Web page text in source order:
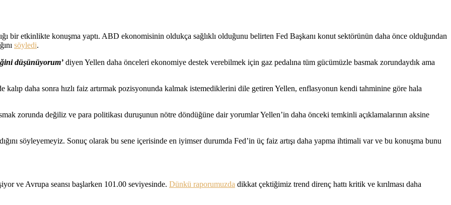
bir etkinlikte konuşma yaptı. ABD ekonomisinin oldukça sağlıklı olduğunu belirten Fed Başkanı konut sektörünün daha önce olduğundan
söyledi.
düşünüyorum’ diyen Yellen daha önceleri ekonomiye destek verebilmek için gaz pedalına tüm gücümüzle basmak zorundaydık ama
kalıp daha sonra hızlı faiz artırmak pozisyonunda kalmak istemediklerini dile getiren Yellen, enflasyonun kendi tahminine göre hala
zorunda değiliz ve para politikası duruşunun nötre döndüğüne dair yorumlar Yellen’in daha önceki temkinli açıklamalarının aksine
söyleyemeyiz. Sonuç olarak bu sene içerisinde en iyimser durumda Fed’in üç faiz artışı daha yapma ihtimali var ve bu konuşma bunu
ve Avrupa seansı başlarken 101.00 seviyesinde. Dünkü raporumuzda dikkat çektiğimiz trend direnç hattı kritik ve kırılması daha